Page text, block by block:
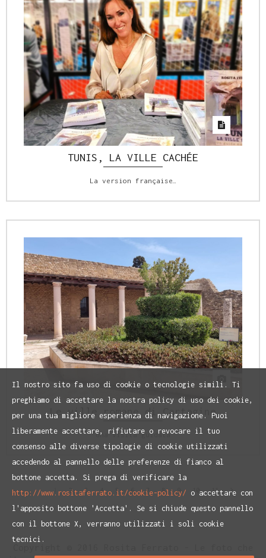
TUNIS, LA VILLE CACHÉE
La version française…
Le ville romane di Cartagine
Una visita guidata
2 3 4 5 6 7 8 9 10 11
Il nostro sito fa uso di cookie o tecnologie simili. Ti
preghiamo di accettare la nostra policy di uso dei cookie,
per una tua migliore esperienza di navigazione. Puoi
liberamente accettare, rifiutare o revocare il tuo
consenso alle diverse tipologie di cookie utilizzati
accedendo al pannello delle preferenze di fianco al
bottone accetta. Si prega di verificare la
http://www.rositaferrato.it/cookie-policy/ o accettare con
l'apposito bottone 'Accetta'. Se si chiude questo pannello
con il bottone X, verranno utilizzati i soli cookie
tecnici.